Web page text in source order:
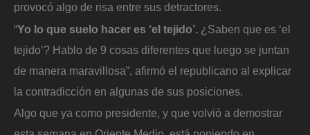
provocó algo de risa entre sus detractores.
“Yo lo que suelo hacer es ‘el tejido’. ¿Saben que es ‘el
tejido’? Hablo de 9 cosas diferentes que luego se juntan
de manera maravillosa”, afirmó el republicano al explicar
la contradicción en algunas de sus posiciones.
Algo que ya como presidente, y que volvió a demostrar